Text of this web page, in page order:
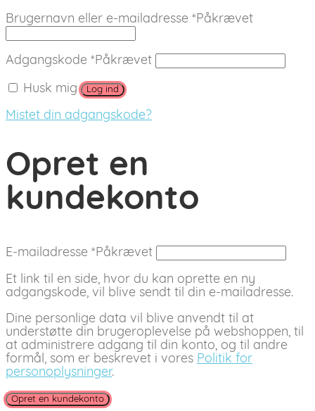
Brugernavn eller e-mailadresse *Påkrævet
Adgangskode *Påkrævet
Husk mig Log ind
Mistet din adgangskode?
Opret en
kundekonto
E-mailadresse *Påkrævet
Et link til en side, hvor du kan oprette en ny
adgangskode, vil blive sendt til din e-mailadresse.
Dine personlige data vil blive anvendt til at
understøtte din brugeroplevelse på webshoppen, til
at administrere adgang til din konto, og til andre
formål, som er beskrevet i vores Politik for
personoplysninger.
Opret en kundekonto